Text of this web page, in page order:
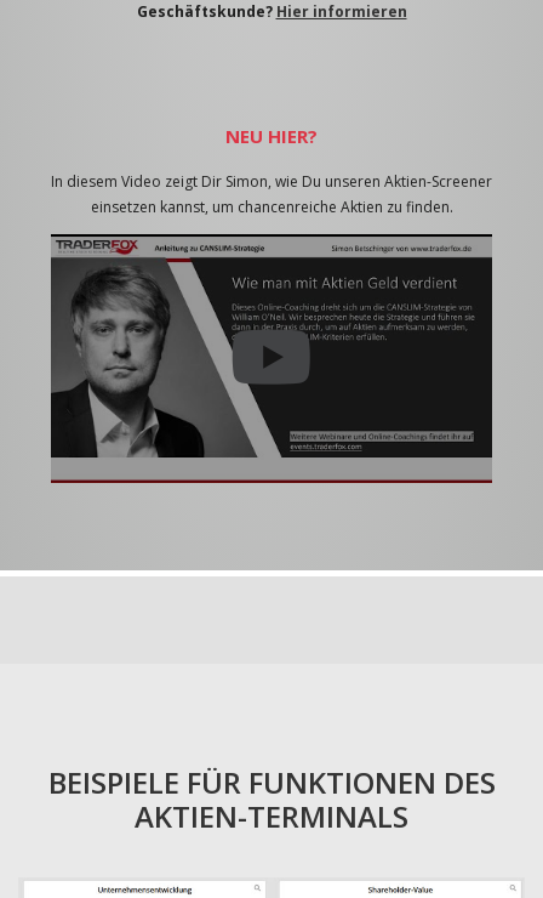
Geschäftskunde? Hier informieren
NEU HIER?
In diesem Video zeigt Dir Simon, wie Du unseren Aktien-Screener
einsetzen kannst, um chancenreiche Aktien zu finden.
BEISPIELE FÜR FUNKTIONEN DES
AKTIEN-TERMINALS